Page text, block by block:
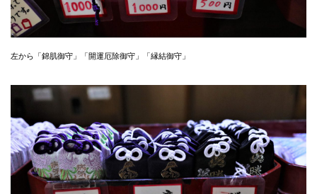
左から「錦肌御守」「開運厄除御守」「縁結御守」